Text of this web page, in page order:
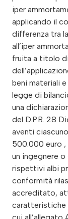
iper
applicando il
differenza tra
all’iper
fruita a titolo
beni materiali
legge di
una
del D.P.R. 28
aventi
500.000 euro ,
un ingegnere
rispettivi albi
conformità
accreditato,
caratteristiche